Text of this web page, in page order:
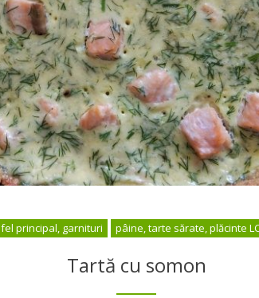
fel principal, garnituri pâine, tarte sărate, plăcinte
Tartă cu somon